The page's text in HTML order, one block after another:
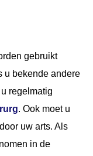
gebruikt
u bekende andere
regelmatig
. Ook moet u
uw arts. Als
in de